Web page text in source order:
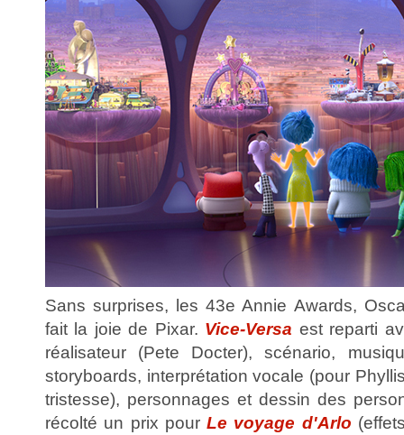
Sans surprises, les 43e Annie Awards,
fait la joie de Pixar. Vice-Versa est reparti
réalisateur (Pete Docter), scénario,
storyboards, interprétation vocale (pour
tristesse), personnages et dessin des
récolté un prix pourLe voyage d'Arlo